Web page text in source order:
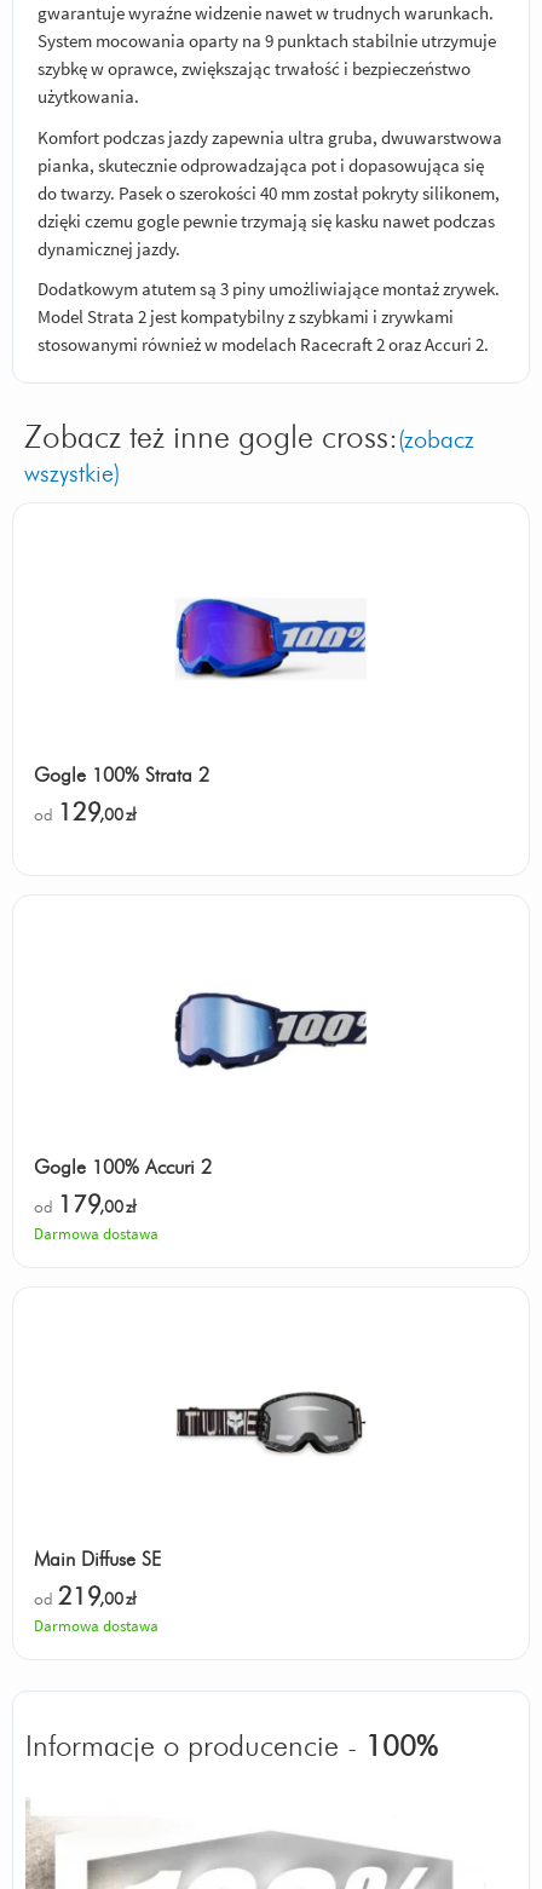
gwarantuje wyraźne widzenie nawet w trudnych warunkach.
System mocowania oparty na 9 punktach stabilnie utrzymuje
szybkę w oprawce, zwiększając trwałość i bezpieczeństwo
użytkowania.
Komfort podczas jazdy zapewnia ultra gruba, dwuwarstwowa
pianka, skutecznie odprowadzająca pot i dopasowująca się
do twarzy. Pasek o szerokości 40 mm został pokryty silikonem,
dzięki czemu gogle pewnie trzymają się kasku nawet podczas
dynamicznej jazdy.
Dodatkowym atutem są 3 piny umożliwiające montaż zrywek.
Model Strata 2 jest kompatybilny z szybkami i zrywkami
stosowanymi również w modelach Racecraft 2 oraz Accuri 2.
Zobacz też inne gogle cross:(zobacz
wszystkie)
Gogle 100% Strata 2
od 129,00zł
Gogle 100% Accuri 2
od 179,00zł
Darmowa dostawa
Main Diffuse SE
od 219,00zł
Darmowa dostawa
Informacje o producencie - 100%